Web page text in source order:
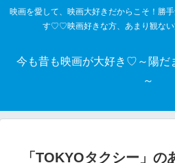
映画を愛して、映画大好きだからこそ！勝
す♡♡映画好きな方、あまり観な
今も昔も映画が大好き♡～陽だ
～
「TOKYOタクシー」の